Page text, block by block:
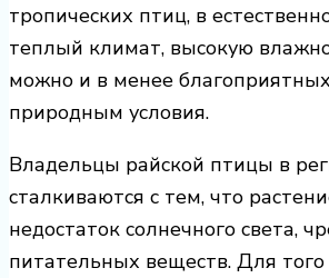
тропических птиц, в
теплый климат, высокую
можно и в менее
природным условия.
Владельцы райской птицы в
сталкиваются с тем, что
недостаток солнечного света,
питательных веществ. Для того